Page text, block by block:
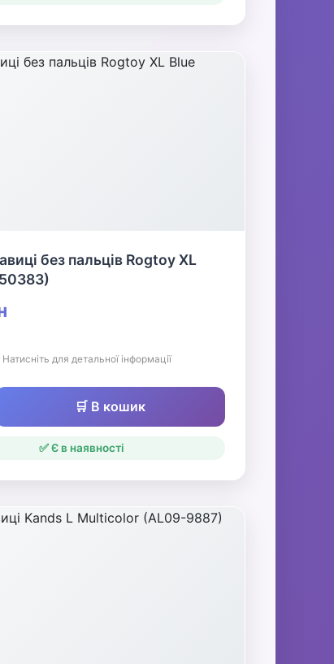
без пальців Rogtoy XL
Натисніть для детальної інформації
🛒 В кошик
✅ Є в наявності